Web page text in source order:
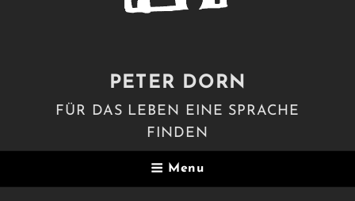
PETER DORN
FÜR DAS LEBEN EINE SPRACHE
FINDEN
Menu